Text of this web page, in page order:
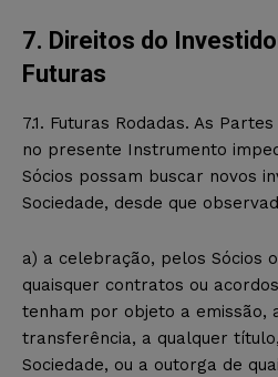
7. Direitos do
Futuras
7.1. Futuras Rodadas. As
no presente Instrumento
Sócios possam buscar novos
Sociedade, desde que
a) a celebração, pelos Sócios
quaisquer contratos ou
tenham por objeto a emissão,
transferência, a qualquer
Sociedade, ou a outorga de